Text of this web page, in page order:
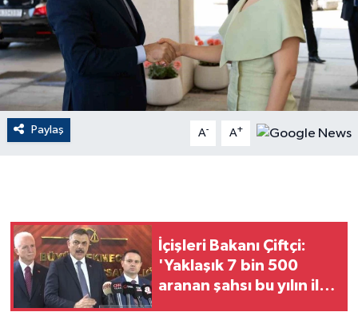
Paylaş A- A+
İçişleri Bakanı Çiftçi:
'Yaklaşık 7 bin 500
aranan şahsı bu yılın ilk
EĞİTİM
EKONOMİ
English News
Gayrimenkul
GENEL